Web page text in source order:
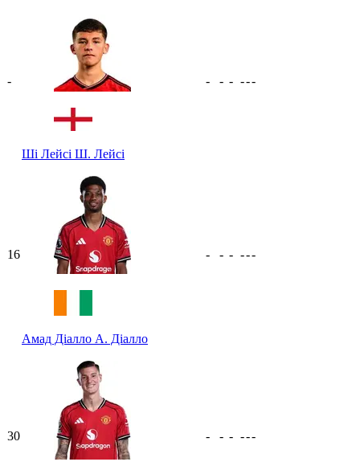
-
Ші Лейсі Ш. Лейсі
- - - ---
16
Амад Діалло А. Діалло
- - - ---
30 - - - ---